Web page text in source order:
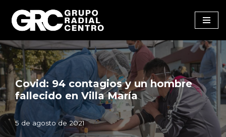
Saltar
al
contenido
Covid: 94 contagios y un hombre
fallecido en Villa María
5 de agosto de 2021